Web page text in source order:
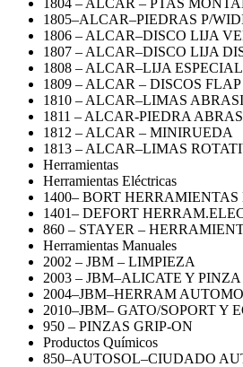
1805–ALCAR–PIEDRAS P/
1806 – ALCAR–DISCO LIJA
1807 – ALCAR–DISCO LIJA
1808 – ALCAR–LIJA ESPECIAL
1809 – ALCAR – DISCOS FLAP
1810 – ALCAR–LIMAS
1811 – ALCAR-PIEDRA
1812 – ALCAR – MINIRUEDA
1813 – ALCAR–LIMAS
Herramientas
Herramientas Eléctricas
1400– BORT
1401– DEFORT
860 – STAYER –
Herramientas Manuales
2002 – JBM – LIMPIEZA
2003 – JBM–ALICATE Y PINZA
2004–JBM–HERRAM
2010–JBM– GATO/SOPORT Y
950 – PINZAS GRIP-ON
Productos Químicos
850–AUTOSOL–CIUDADO